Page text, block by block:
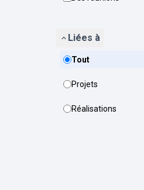
Liées à
Tout
Projets
Réalisations